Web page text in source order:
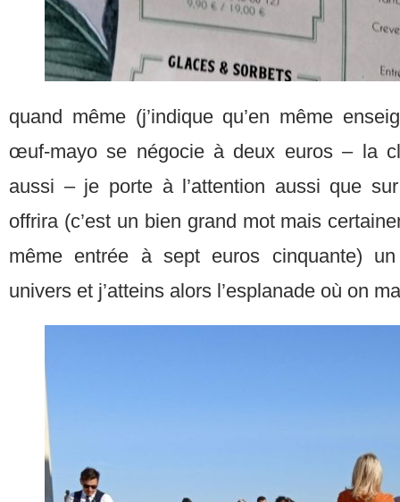
quand même (j’indique qu’en même
œuf-mayo se négocie à deux euros – la
aussi – je porte à l’attention aussi que
offrira (c’est un bien grand mot mais
même entrée à sept euros cinquante)
univers et j’atteins alors l’esplanade où on